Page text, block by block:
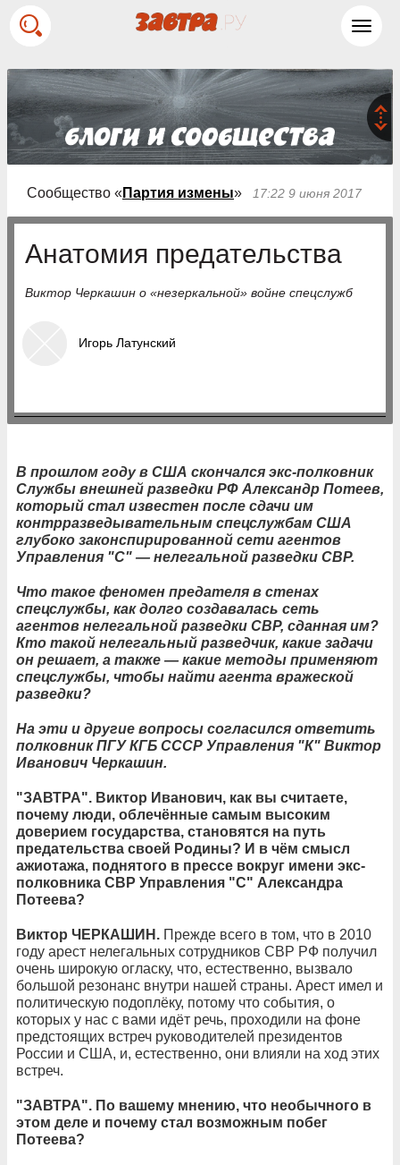
Сообщество « Партия измены» 17:22 9 июня 2017
Анатомия предательства
Виктор Черкашин о «незеркальной» войне спецслужб
Игорь Латунский
В прошлом году в США скончался экс-полковник
Службы внешней разведки РФ Александр Потеев,
который стал известен после сдачи им
контрразведывательным спецслужбам США
глубоко законспирированной сети агентов
Управления "С" — нелегальной разведки СВР.
Что такое феномен предателя в стенах
спецслужбы, как долго создавалась сеть
агентов нелегальной разведки СВР, сданная им?
Кто такой нелегальный разведчик, какие задачи
он решает, а также — какие методы применяют
спецслужбы, чтобы найти агента вражеской
разведки?
На эти и другие вопросы согласился ответить
полковник ПГУ КГБ СССР Управления "К" Виктор
Иванович Черкашин.
"ЗАВТРА". Виктор Иванович, как вы считаете,
почему люди, облечённые самым высоким
доверием государства, становятся на путь
предательства своей Родины? И в чём смысл
ажиотажа, поднятого в прессе вокруг имени экс-
полковника СВР Управления "С" Александра
Потеева?
Виктор ЧЕРКАШИН. Прежде всего в том, что в 2010
году арест нелегальных сотрудников СВР РФ получил
очень широкую огласку, что, естественно, вызвало
большой резонанс внутри нашей страны. Арест имел и
политическую подоплёку, потому что события, о
которых у нас с вами идёт речь, проходили на фоне
предстоящих встреч руководителей президентов
России и США, и, естественно, они влияли на ход этих
встреч.
"ЗАВТРА". По вашему мнению, что необычного в
этом деле и почему стал возможным побег
Потеева?